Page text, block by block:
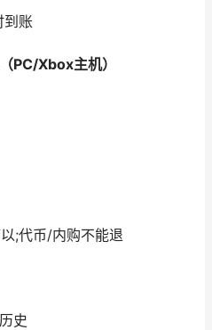
到账
PC/Xbox主机）
;代币/内购不能退
史